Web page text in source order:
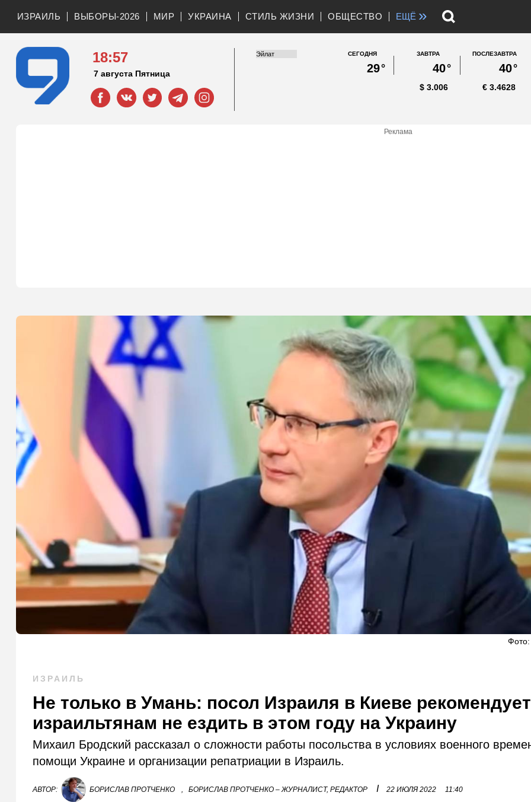
ИЗРАИЛЬ ВЫБОРЫ-2026 МИР УКРАИНА СТИЛЬ ЖИЗНИ ОБЩЕСТВО ЕЩЁ »
18:57
7 августа Пятница
СЕГОДНЯ
29°
ЗАВТРА
40°
ПОСЛЕЗАВТРА
40°
3.006
$ 3.4628
€
Реклама
Фото:
ИЗРАИЛЬ
Не только в Умань: посол Израиля в Киеве рекомендует
израильтянам не ездить в этом году на Украину
Михаил Бродский рассказал о сложности работы посольства в условиях военного
помощи Украине и организации репатриации в Израиль.
АВТОР: БОРИСЛАВ ПРОТЧЕНКО , БОРИСЛАВ ПРОТЧЕНКО – ЖУРНАЛИСТ, РЕДАКТОР I 22 ИЮЛЯ 2022 11:40